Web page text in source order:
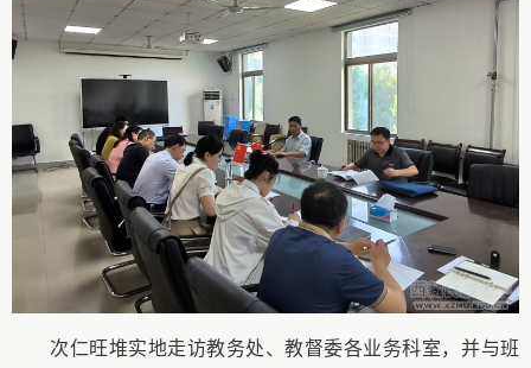
次仁旺堆实地走访教务处、教督委各业务科室， 并与班